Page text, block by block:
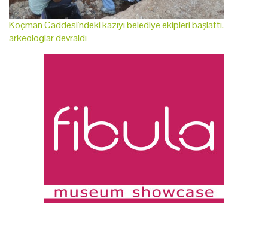
Koçman Caddesi'ndeki kazıyı belediye ekipleri başlattı,
arkeologlar devraldı